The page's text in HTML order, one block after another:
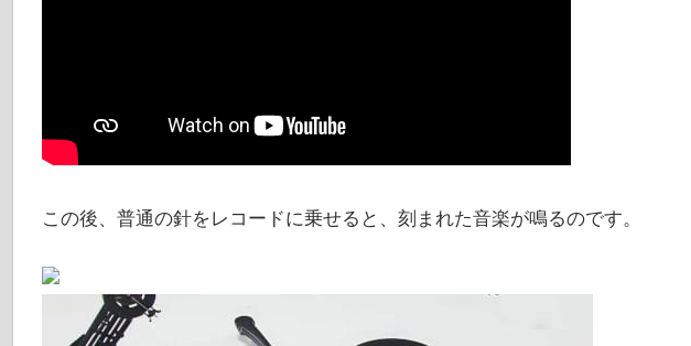
この後、普通の針をレコードに乗せると、刻まれた音楽が鳴るのです。